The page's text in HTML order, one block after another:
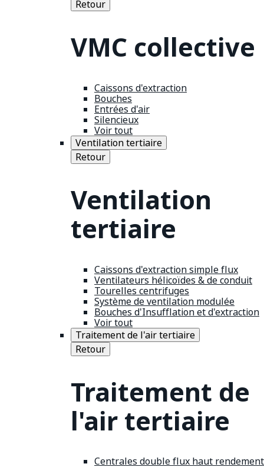
Retour
VMC collective
Caissons d'extraction
Bouches
Entrées d'air
Silencieux
Voir tout
Ventilation tertiaire
Retour
Ventilation
tertiaire
Caissons d'extraction simple flux
Ventilateurs hélicoïdes & de conduit
Tourelles centrifuges
Système de ventilation modulée
Bouches d'Insufflation et d'extraction
Voir tout
Traitement de l'air tertiaire
Retour
Traitement de
l'air tertiaire
Centrales double flux haut rendement